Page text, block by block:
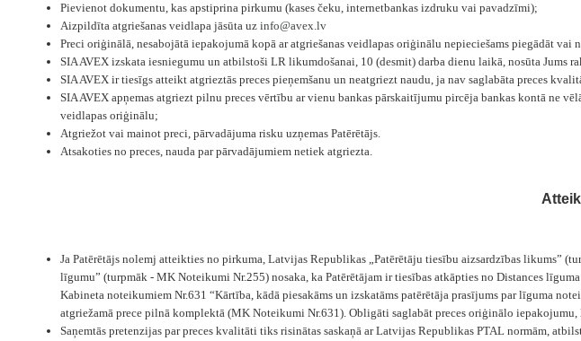
Pievienot dokumentu, kas apstiprina pirkumu (kases čeku, internetbankas izdruku vai pavadzīmi);
Aizpildīta atgriešanas veidlapa jāsūta uzinfo@avex.lv
Preci oriģinālā, nesabojātā iepakojumā kopā ar atgriešanas veidlapas oriģinālu nepieciešams piegādāt
SIA AVEX izskata iesniegumu un atbilstoši LR likumdošanai, 10 (desmit) darba dienu laikā, nosūta Jums
SIA AVEX ir tiesīgs atteikt atgrieztās preces pieņemšanu un neatgriezt naudu, ja nav saglabāta preces
SIA AVEX apņemas atgriezt pilnu preces vērtību ar vienu bankas pārskaitījumu pircēja bankas kontā ne
veidlapas oriģinālu;
Atgriežot vai mainot preci, pārvadājuma risku uzņemas Patērētājs.
Atsakoties no preces, nauda par pārvadājumiem netiek atgriezta.
Ja Patērētājs nolemj atteikties no pirkuma, Latvijas Republikas „Patērētāju tiesību aizsardzības likums”
līgumu” (turpmāk - MK Noteikumi Nr.255) nosaka, ka Patērētājam ir tiesības atkāpties no Distances
Kabineta noteikumiem Nr.631 “Kārtība, kādā piesakāms un izskatāms patērētāja prasījums par līguma
atgriežamā prece pilnā komplektā (MK Noteikumi Nr.631). Obligāti saglabāt preces oriģinālo
Saņemtās pretenzijas par preces kvalitāti tiks risinātas saskaņā ar Latvijas Republikas PTAL normām,